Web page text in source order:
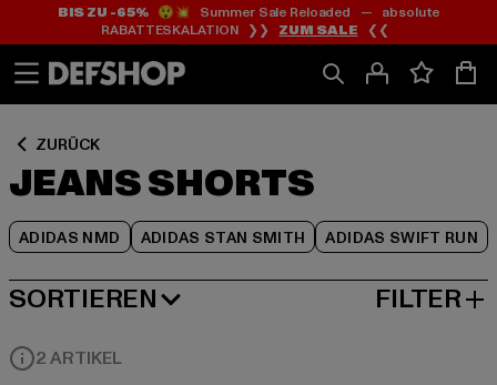
Zum
Inhalt
springen
Zum
Fußzeile
springen
BIS ZU -65%😲💥 Summer Sale Reloaded — absolute
RABATTESKALATION ❯❯ ZUM SALE ❮❮
ZURÜCK
JEANS SHORTS
ADIDAS NMD ADIDAS STAN SMITH ADIDAS SWIFT RUN
Zum
Produktraster
springen
SORTIEREN
BELIEBTESTE FILTER
2 ARTIKEL